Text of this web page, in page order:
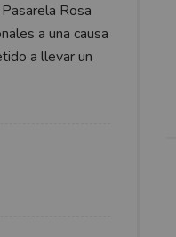
Rosa
a una causa
a llevar un